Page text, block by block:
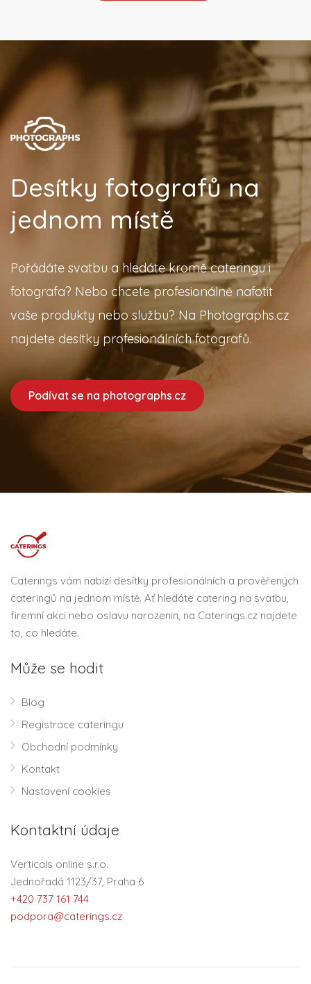
Desítky fotografů na
jednom místě
Pořádáte svatbu a hledáte kromě cateringu i
fotografa? Nebo chcete profesionálně nafotit
vaše produkty nebo službu? Na Photographs.cz
najdete desítky profesionálních fotografů.
Podívat se na photographs.cz
Caterings vám nabízí desítky profesionálních a prověřených
cateringů na jednom místě. Ať hledáte catering na svatbu,
firemní akci nebo oslavu narozenin, na Caterings.cz najdete
to, co hledáte.
Může se hodit
Blog
Registrace cateringu
Obchodní podmínky
Kontakt
Nastavení cookies
Kontaktní údaje
Verticals online s.r.o.
Jednořadá 1123/37, Praha 6
+420 737 161 744
podpora@caterings.cz